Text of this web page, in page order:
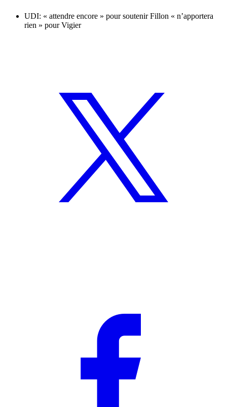
UDI: « attendre encore » pour soutenir Fillon « n’apportera
rien » pour Vigier